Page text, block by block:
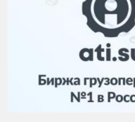
Топливо, масла и
автохимия